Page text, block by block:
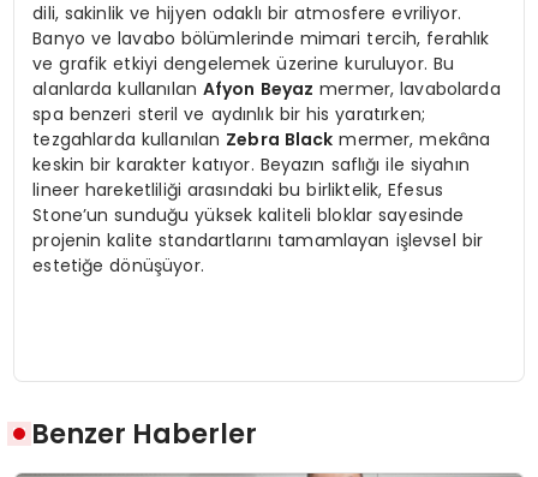
dili, sakinlik ve hijyen odaklı bir atmosfere evriliyor.
Banyo ve lavabo bölümlerinde mimari tercih, ferahlık
ve grafik etkiyi dengelemek üzerine kuruluyor. Bu
alanlarda kullanılan Afyon Beyaz mermer, lavabolarda
spa benzeri steril ve aydınlık bir his yaratırken;
tezgahlarda kullanılan Zebra Black mermer, mekâna
keskin bir karakter katıyor. Beyazın saflığı ile siyahın
lineer hareketliliği arasındaki bu birliktelik, Efesus
Stone’un sunduğu yüksek kaliteli bloklar sayesinde
projenin kalite standartlarını tamamlayan işlevsel bir
estetiğe dönüşüyor.
Benzer Haberler